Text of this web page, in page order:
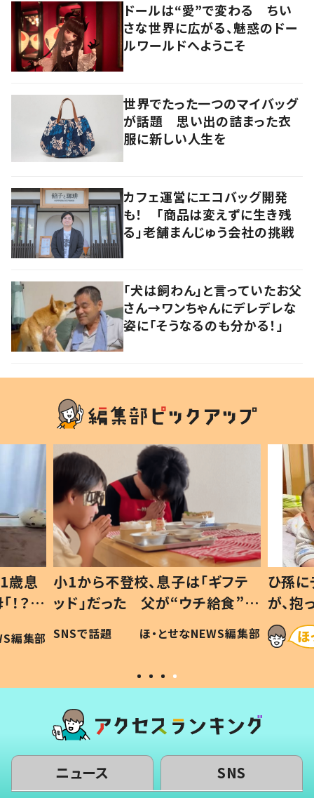
ドールは“愛”で変わる ちい
さな世界に広がる、魅惑のドー
ルワールドへようこそ
世界でたった一つのマイバッグ
が話題 思い出の詰まった衣
服に新しい人生を
カフェ運営にエコバッグ開発
も！ 「商品は変えずに生き残
る」老舗まんじゅう会社の挑戦
「犬は飼わん」と言っていたお父
さん→ワンちゃんにデレデレな
姿に「そうなるのも分かる！」
歳息
？」
編集部
小1から不登校、息子は「ギフテ
ッド」だった 父が“ウチ給食”を
作り続ける理由とは #令和の親
#令和の子
SNSで話題 ほ・とせなNEWS編集部
ひ孫
が、
「涙が
い」
ニュース SNS